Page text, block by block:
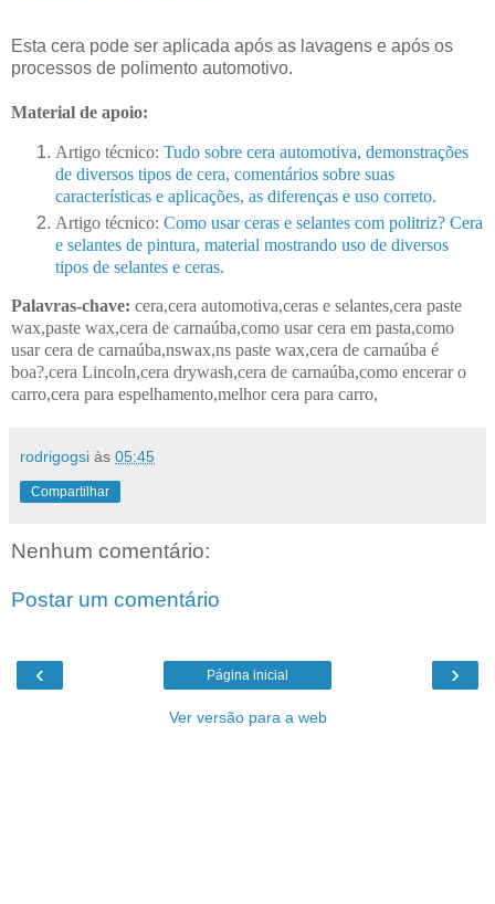
Esta cera pode ser aplicada após as lavagens e após os
processos de polimento automotivo.
Material de apoio:
Artigo técnico: Tudo sobre cera automotiva, demonstrações
de diversos tipos de cera, comentários sobre suas
características e aplicações, as diferenças e uso correto.
Artigo técnico: Como usar ceras e selantes com politriz? Cera
e selantes de pintura, material mostrando uso de diversos
tipos de selantes e ceras.
Palavras-chave: cera,cera automotiva,ceras e selantes,cera paste
wax,paste wax,cera de carnaúba,como usar cera em pasta,como
usar cera de carnaúba,nswax,ns paste wax,cera de carnaúba é
boa?,cera Lincoln,cera drywash,cera de carnaúba,como encerar o
carro,cera para espelhamento,melhor cera para carro,
rodrigogsi às 05:45
Compartilhar
Nenhum comentário:
Postar um comentário
‹ ›
Página inicial
Ver versão para a web